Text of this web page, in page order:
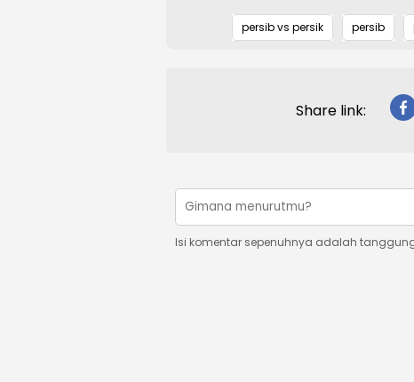
persib vs persik persib
Share link:
Isi komentar sepenuhnya adalah